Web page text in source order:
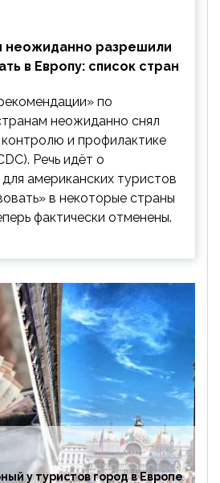
неожиданно разрешили
в Европу: список стран
по
неожиданно снял
и профилактике
Речь идёт о
американских туристов
в некоторые страны
фактически отменены.
у туристов город в Европе